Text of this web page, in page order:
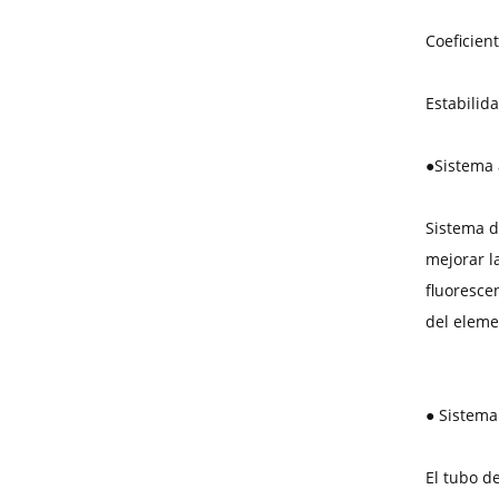
●
Sistema
mejorar
del
●
El tubo